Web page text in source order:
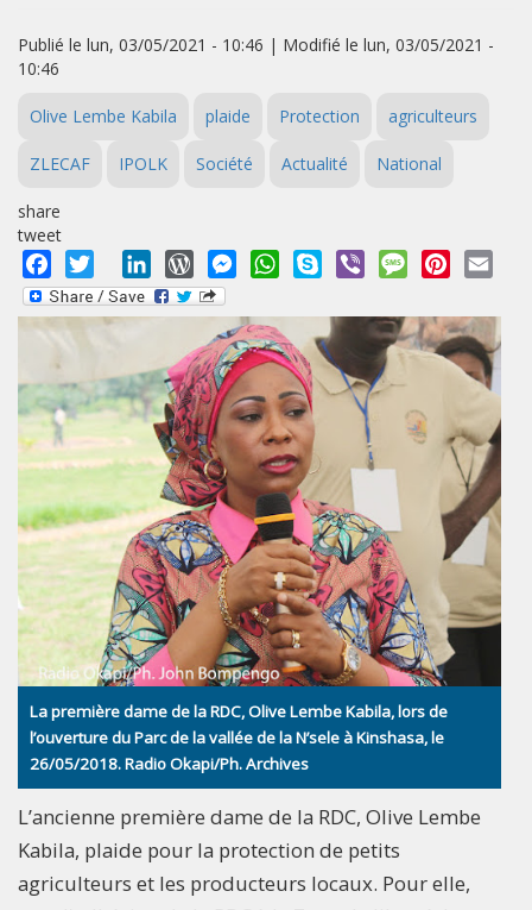
Publié le lun, 03/05/2021 - 10:46 | Modifié le lun, 03/05/2021 -
10:46
Olive Lembe Kabila plaide Protection agriculteurs
ZLECAF IPOLK Société Actualité National
share
tweet
Facebook
Twitter LinkedInWordPressMessengerWhatsApp
Skype Viber MessagePinterest
La première dame de la RDC, Olive Lembe Kabila, lors de
l’ouverture du Parc de la vallée de la N’sele à Kinshasa, le
26/05/2018. Radio Okapi/Ph. Archives
L’ancienne première dame de la RDC, Olive Lembe
Kabila, plaide pour la protection de petits
agriculteurs et les producteurs locaux. Pour elle,